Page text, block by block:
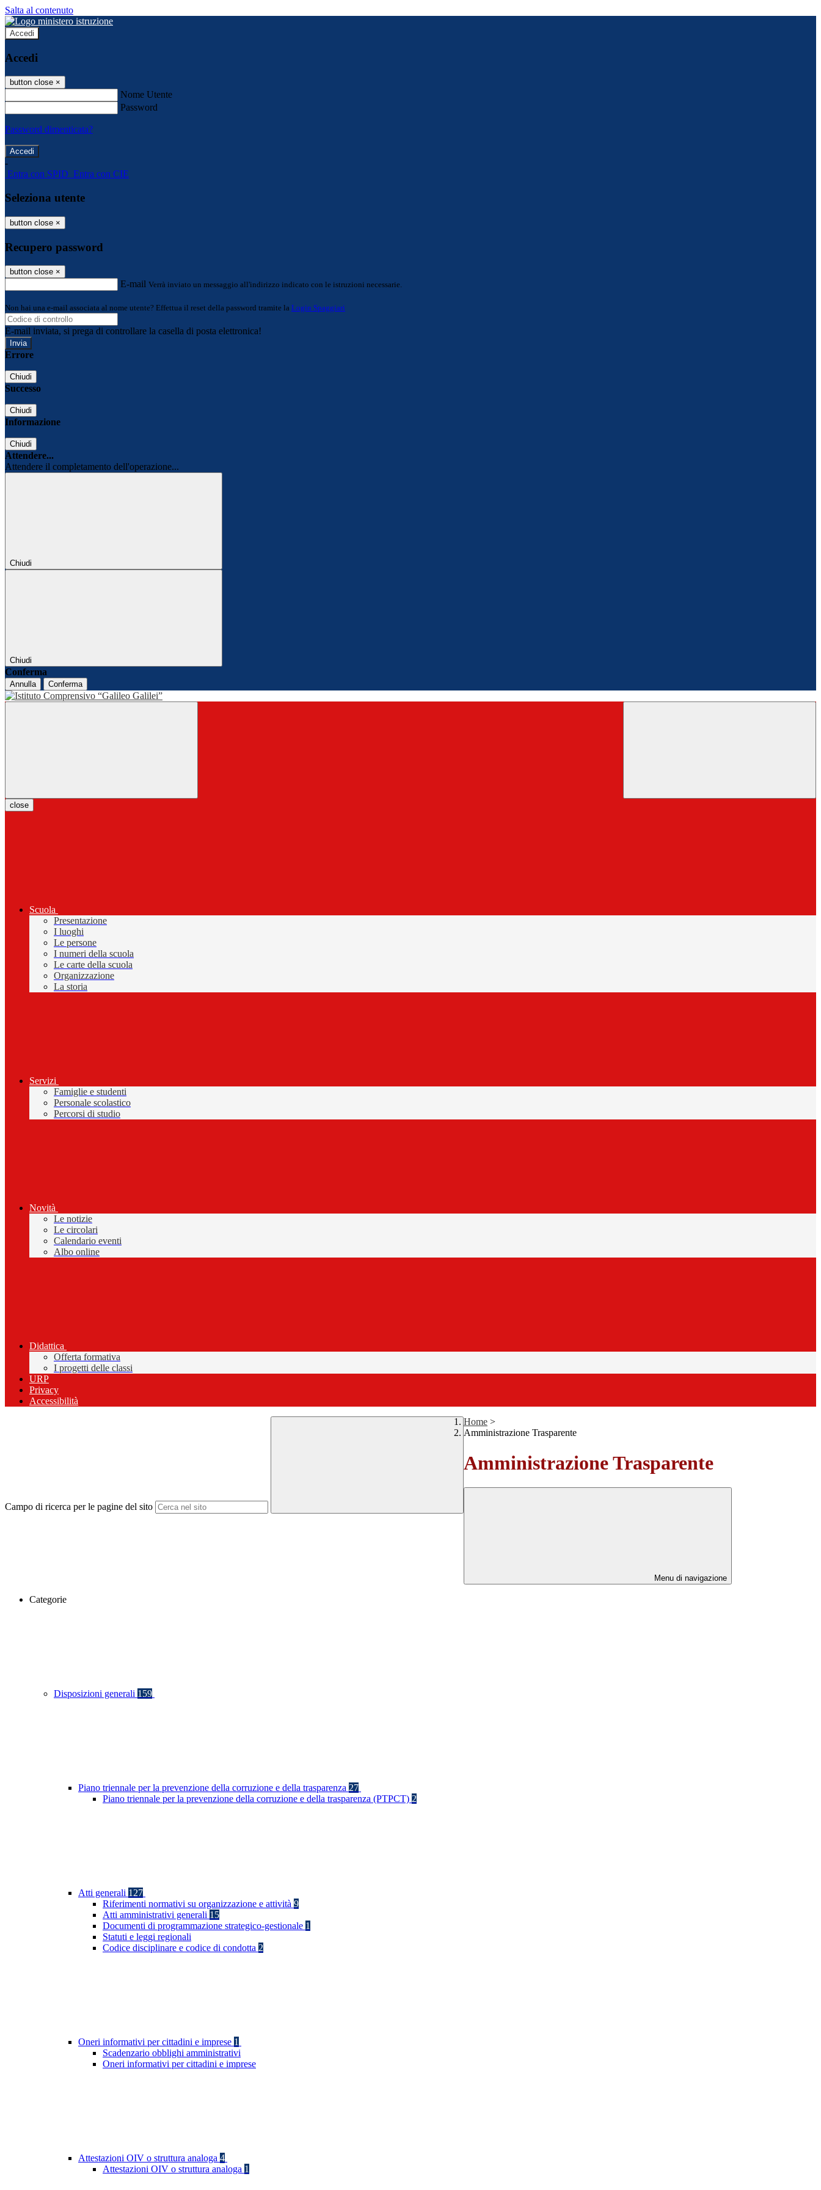
Salta al contenuto
Accedi
Accedi
button close ×
Nome Utente
Password
Password dimenticata?
-
Entra con SPID Entra con CIE
Seleziona utente
button close ×
Recupero password
button close ×
E-mail Verrà inviato un messaggio all'indirizzo indicato con le istruzioni necessarie.
Non hai una e-mail associata al nome utente? Effettua il reset della password tramite la Login Spaggiari
E-mail inviata, si prega di controllare la casella di posta elettronica!
Errore
Chiudi
Successo
Chiudi
Informazione
Chiudi
Attendere...
Attendere il completamento dell'operazione...
Chiudi
Chiudi
Conferma
Annulla Conferma
close
Scuola
Presentazione
I luoghi
Le persone
I numeri della scuola
Le carte della scuola
Organizzazione
La storia
Servizi
Famiglie e studenti
Personale scolastico
Percorsi di studio
Novità
Le notizie
Le circolari
Calendario eventi
Albo online
Didattica
Offerta formativa
I progetti delle classi
URP
Privacy
Accessibilità
Campo di ricerca per le pagine del sito
Home >
Amministrazione Trasparente
Amministrazione Trasparente
Menu di navigazione
Categorie
Disposizioni generali 159
Piano triennale per la prevenzione della corruzione e della trasparenza 27
Piano triennale per la prevenzione della corruzione e della trasparenza (PTPCT) 2
Atti generali 127
Riferimenti normativi su organizzazione e attività 9
Atti amministrativi generali 15
Documenti di programmazione strategico-gestionale 1
Statuti e leggi regionali
Codice disciplinare e codice di condotta 2
Oneri informativi per cittadini e imprese 1
Scadenzario obblighi amministrativi
Oneri informativi per cittadini e imprese
Attestazioni OIV o struttura analoga 4
Attestazioni OIV o struttura analoga 1